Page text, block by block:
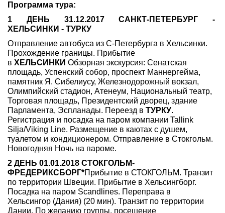
Отзывы
Программа тура:
1 ДЕНЬ 31.12.2017 САНКТ-ПЕТЕРБУРГ -
ХЕЛЬСИНКИ - ТУРКУ
Отправление автобуса из С-Петербурга в Хельсинки.
Прохождение границы. Прибытие
в ХЕЛЬСИНКИ Обзорная экскурсия: Сенатская
площадь, Успенский собор, проспект Маннергейма,
памятник Я. Сибелиусу, Железнодорожный вокзал,
Олимпийский стадион, Атенеум, Национальный театр,
Торговая площадь, Президентский дворец, здание
Парламента, Эспланады. Переезд в ТУРКУ.
Регистрация и посадка на паром компании Tallink
Silja/Viking Line. Размещение в каютах с душем,
туалетом и кондиционером. Отправление в Стокгольм.
Новогодняя Ночь на пароме.
2 ДЕНЬ 01.01.2018 СТОКГОЛЬМ-
ФРЕДЕРИКСБОРГ*Прибытие в СТОКГОЛЬМ. Транзит
по территории Швеции. Прибытие в Хельсингборг.
Посадка на паром Scandlines. Переправа в
Хельсингор (Дания) (20 мин). Транзит по территории
Дании. По желанию группы, посещение